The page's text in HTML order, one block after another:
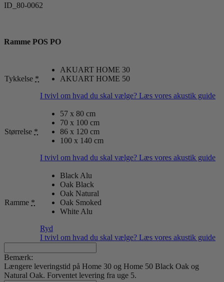
ID_80-0062
Ramme POS PO
Tykkelse *
AKUART HOME 30
AKUART HOME 50
I tvivl om hvad du skal vælge? Læs vores akustik guide
Størrelse *
57 x 80 cm
70 x 100 cm
86 x 120 cm
100 x 140 cm
I tvivl om hvad du skal vælge? Læs vores akustik guide
Ramme *
Black Alu
Oak Black
Oak Natural
Oak Smoked
White Alu
Ryd
I tvivl om hvad du skal vælge? Læs vores akustik guide
Bemærk:
Længere leveringstid på Home 30 og Home 50 Black Oak og
Natural Oak. Forventet levering fra uge 5.